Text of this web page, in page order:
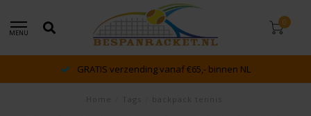
MENU
0
GRATIS verzending vanaf €65,- binnen NL